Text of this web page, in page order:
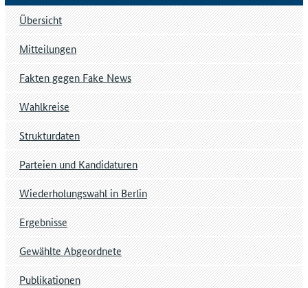
Übersicht
Mitteilungen
Fakten gegen Fake News
Wahlkreise
Strukturdaten
Parteien und Kandidaturen
Wiederholungswahl in Berlin
Ergebnisse
Gewählte Abgeordnete
Publikationen